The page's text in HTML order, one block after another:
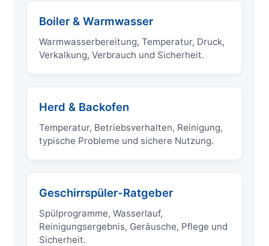
Boiler & Warmwasser
Warmwasserbereitung, Temperatur, Druck,
Verkalkung, Verbrauch und Sicherheit.
Herd & Backofen
Temperatur, Betriebsverhalten, Reinigung,
typische Probleme und sichere Nutzung.
Geschirrspüler-Ratgeber
Spülprogramme, Wasserlauf,
Reinigungsergebnis, Geräusche, Pflege und
Sicherheit.